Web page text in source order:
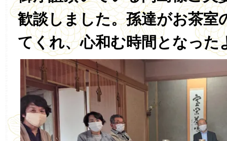
歓談しました。孫達がお茶室
てくれ、心和む時間となった